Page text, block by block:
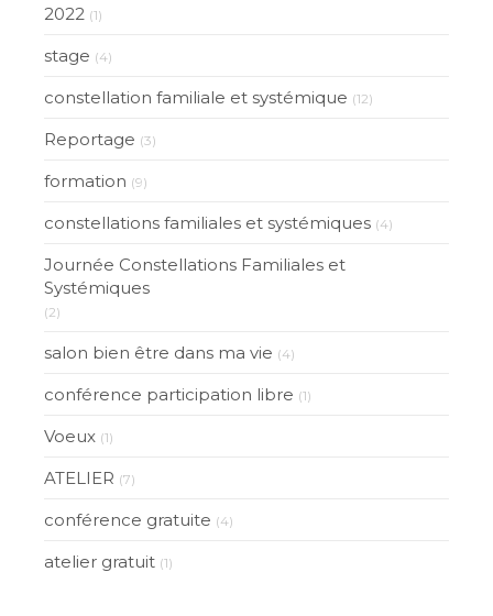
2022 (1)
stage (4)
constellation familiale et systémique (12)
Reportage (3)
formation (9)
constellations familiales et systémiques (4)
Journée Constellations Familiales et
Systémiques
(2)
salon bien être dans ma vie (4)
conférence participation libre (1)
Voeux (1)
ATELIER (7)
conférence gratuite (4)
atelier gratuit (1)